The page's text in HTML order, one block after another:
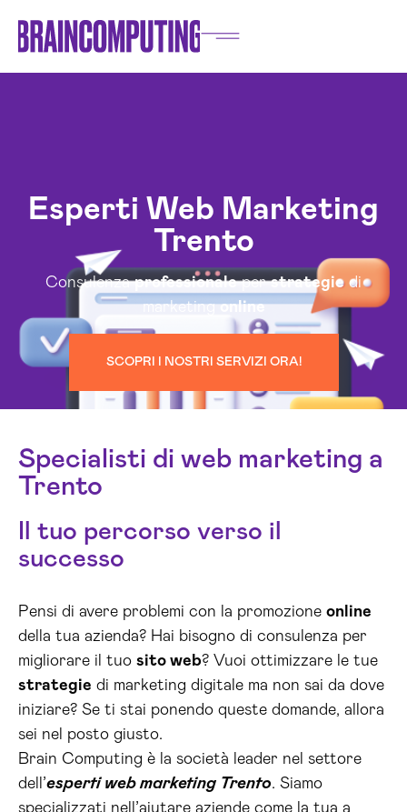
Esperti Web Marketing
Trento
Consulenzaprofessionaleperstrategiedi
marketingonline
SCOPRI I NOSTRI SERVIZI ORA!
Specialisti di web marketing a
Trento
Il tuo percorso verso il
successo
Pensi di avere problemi con la promozione online
della tua azienda? Hai bisogno di consulenza per
migliorare il tuo sito web? Vuoi ottimizzare le tue
strategie di marketing digitale ma non sai da dove
iniziare? Se ti stai ponendo queste domande, allora
sei nel posto giusto.
Brain Computing è la società leader nel settore
dell’esperti web marketing Trento. Siamo
specializzati nell’aiutare aziende come la tua a